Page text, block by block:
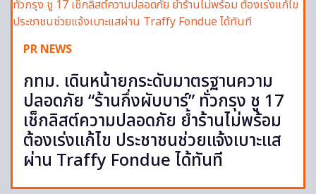
PR NEWS
กทม. เดินหน้ายกระดับมาตรฐานความ
ปลอดภัย “ร้านกึ่งผับบาร์” ทั่วกรุง ชู 17
เช็กลิสต์ความปลอดภัย ย้ำร้านไม่พร้อม
ต้องเร่งแก้ไข ประชาชนช่วยแจ้งเบาะแส
ผ่าน Traffy Fondue ได้ทันที